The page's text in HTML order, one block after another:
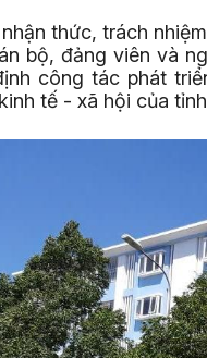
thức, trách
bộ, đảng viên và
công tác phát
tế - xã hội của